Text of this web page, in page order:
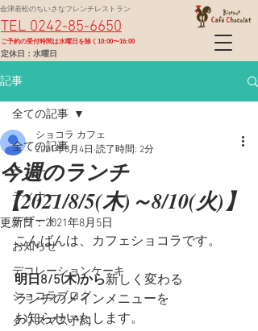
定休日：水曜日
TEL 0242-85-6650
会津若松のちいさなフレンチレストラン
​ご予約の受付時間は水曜日を除く10:00〜16:00
記事
全ての記事
ランチ
ディナー
デザート
お知らせ
デコレーションケーキ
ショコラブログ
クリスマス予約
全ての記事
今週のランチ
【2021/8/5(木)～8/10(火)】
ショコラ カフェ
2021年8月4日 読了時間: 2分
更新日：2021年8月5日
こんばんは、カフェショコラです。
明日8/5(木)から新しく変わる
ランチのメインメニューを
お知らせいたします。